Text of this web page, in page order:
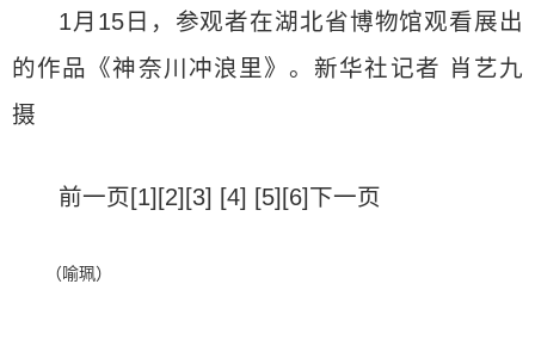
1月15日，参观者在湖北省博物馆观看展出
的作品《神奈川冲浪里》。新华社记者 肖艺九
摄
前一页[1][2][3] [4] [5][6]下一页
（喻珮）